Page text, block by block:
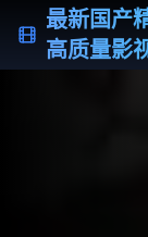
最新国产
高质量影